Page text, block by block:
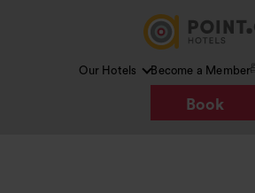
Our Hotels Become a Member
Book